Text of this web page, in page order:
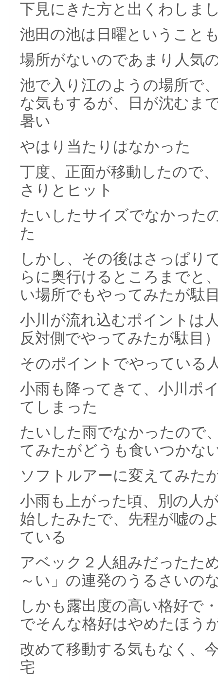
下見にきた方と出くわしま
池田の池は日曜ということ
場所がないのであまり人気
池で入り江のようの場所で
な気もするが、日が沈むま
暑い
やはり当たりはなかった
丁度、正面が移動したので
さりとヒット
たいしたサイズでなかった
た
しかし、その後はさっぱり
らに奥行けるところまでと
い場所でもやってみたが駄
小川が流れ込むポイントは
反対側でやってみたが駄目
そのポイントでやっている
小雨も降ってきて、小川ポ
てしまった
たいした雨でなかったので
てみたがどうも食いつかな
ソフトルアーに変えてみた
小雨も上がった頃、別の人
始したみたで、先程が嘘の
ている
アベック２人組みだったた
～い」の連発のうるさいの
しかも露出度の高い格好で
でそんな格好はやめたほう
改めて移動する気もなく、
宅